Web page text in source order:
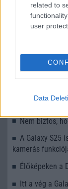
related to
user
Data
Számos
UI 9
Az Android
Ez a rejtett
Nem biztos,
A Galaxy S25
kamerás
Élőképeken a
Itt a vég a